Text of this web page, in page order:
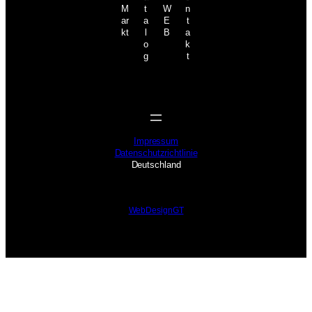
M
ar
kt
t
a
o
g
W
E
B
n
t
a
k
t
Impressum
Datenschutzrichtlinie
Deutschland
WebDesignGT